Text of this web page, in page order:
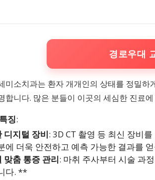
경로우대
미소치과는 환자 개개인의 상태를 정밀하
합니다. 많은 분들이 이곳의 세심한 진료
징:
디지털 장비: 3D CT 촬영 등 최신 장비
에 더욱 안전하고 예측 가능한 결과를
맞춤 통증 관리: 마취 주사부터 시술 과
다. **